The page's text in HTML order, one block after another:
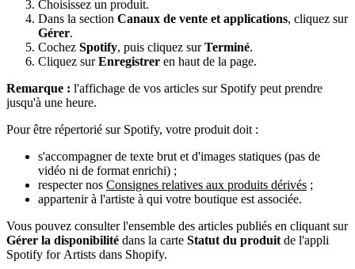
Choisissez un produit.
Dans la section Canaux de vente et applications, cliquez sur
Gérer.
Cochez Spotify, puis cliquez surTerminé.
Cliquez surEnregistrer en haut de la page.
Remarque : l'affichage de vos articles sur Spotify peut prendre
jusqu'à une heure.
Pour être répertorié sur Spotify, votre produit doit :
s'accompagner de texte brut et d'images statiques (pas de
vidéo ni de format enrichi) ;
respecter nos Consignes relatives aux produits dérivés ;
appartenir à l'artiste à qui votre boutique est associée.
Vous pouvez consulter l'ensemble des articles publiés en cliquant sur
Gérer la disponibilité dans la carte Statut du produit de l'appli
Spotify for Artists dans Shopify.